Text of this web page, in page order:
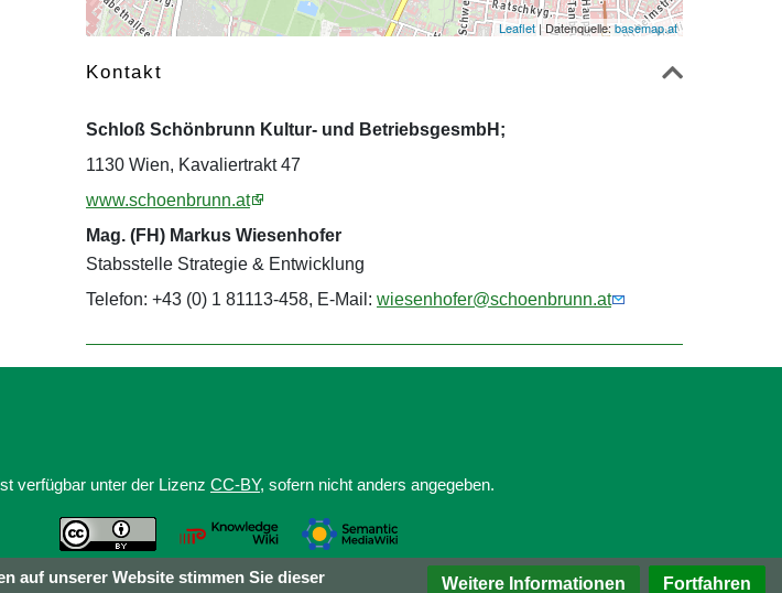
Leaflet | Datenquelle:basemap.at
Kontakt
Schloß Schönbrunn Kultur- und BetriebsgesmbH;
1130 Wien, Kavaliertrakt 47
www.schoenbrunn.at
Mag. (FH) Markus Wiesenhofer
Stabsstelle Strategie & Entwicklung
Telefon: +43 (0) 1 81113-458, E-Mail: wiesenhofer@schoenbrunn.at
auf unserer Website stimmen Sie dieser Weitere Informationen Fortfahren
verfügbar unter der Lizenz CC-BY, sofern nicht anders angegeben.